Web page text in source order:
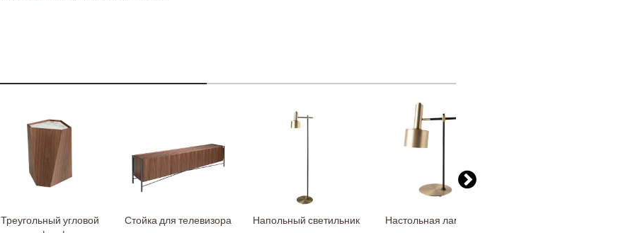
Треугольный угловой
Стойка для телевизора
Напольный светильник
Настольная лампа из